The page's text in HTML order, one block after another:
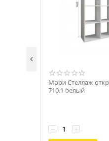
Мори Стеллаж
710.1 белый
+
−
